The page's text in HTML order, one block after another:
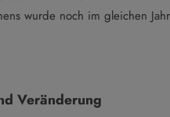
wurde noch im gleichen Jahr
Veränderung